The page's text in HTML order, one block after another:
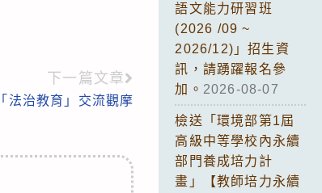
下一篇文章
「法治教育」交流觀摩
語文能力研習班
(2026 /09 ~
2026/12)」招生資
訊，請踴躍報名參
加。 2026-08-07
檢送「環境部第1屆
高級中等學校內永續
部門養成培力計
畫」【教師培力永續